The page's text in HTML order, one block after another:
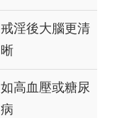
戒淫後大腦更清
晰
如高血壓或糖尿
病